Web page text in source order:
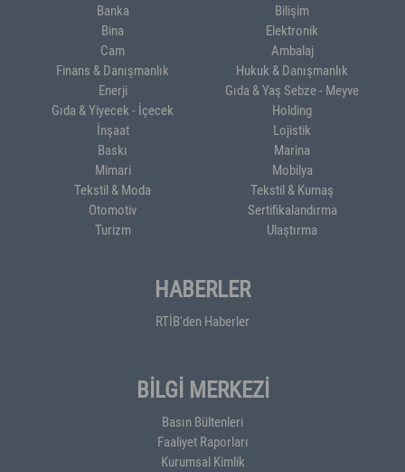
Banka
Bilişim
Bina
Elektronik
Cam
Ambalaj
Finans & Danışmanlık
Hukuk & Danışmanlık
Enerji
Gıda & Yaş Sebze - Meyve
Gıda & Yiyecek - İçecek
Holding
İnşaat
Lojistik
Baskı
Marina
Mimari
Mobilya
Tekstil & Moda
Tekstil & Kumaş
Otomotiv
Sertifikalandırma
Turizm
Ulaştırma
HABERLER
RTİB'den Haberler
BİLGİ MERKEZİ
Basın Bültenleri
Faaliyet Raporları
Kurumsal Kimlik